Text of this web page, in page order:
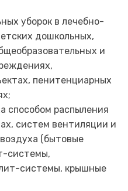
уборок в лечебно-
дошкольных,
и
пенитенциарных
способом распыления
систем вентиляции и
(бытовые
системы,
системы, крышные